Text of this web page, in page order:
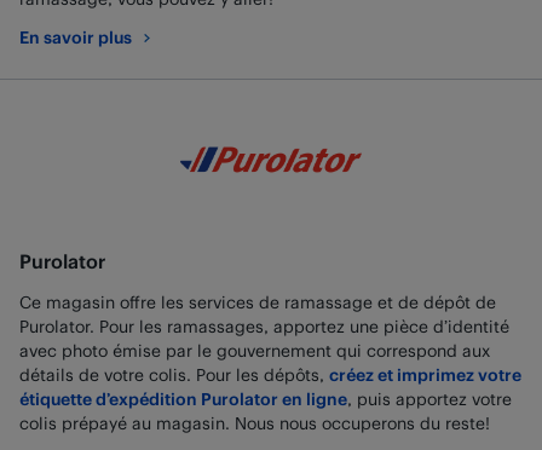
En savoir plus
au sujet de Ramassage en magasin
Purolator
Ce magasin offre les services de ramassage et de dépôt de
Purolator. Pour les ramassages, apportez une pièce d’identité
avec photo émise par le gouvernement qui correspond aux
détails de votre colis. Pour les dépôts, créez et imprimez votre
étiquette d’expédition Purolator en ligne, puis apportez votre
colis prépayé au magasin. Nous nous occuperons du reste!